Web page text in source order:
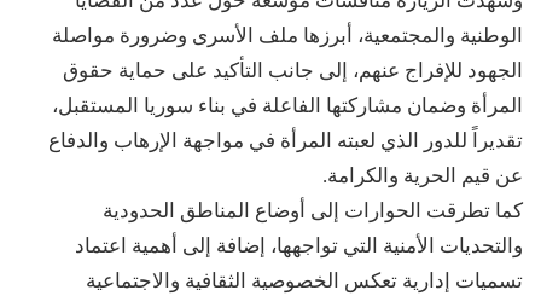
الوطنية والمجتمعية، أبرزها ملف الأسرى وضرورة مواصلة
الجهود للإفراج عنهم، إلى جانب التأكيد على حماية حقوق
المرأة وضمان مشاركتها الفاعلة في بناء سوريا المستقبل،
تقديراً للدور الذي لعبته المرأة في مواجهة الإرهاب والدفاع
عن قيم الحرية والكرامة.
كما تطرقت الحوارات إلى أوضاع المناطق الحدودية
والتحديات الأمنية التي تواجهها، إضافة إلى أهمية اعتماد
تسميات إدارية تعكس الخصوصية الثقافية والاجتماعية